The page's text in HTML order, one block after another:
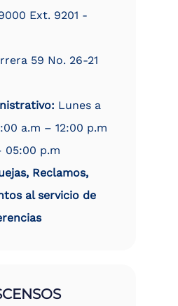
Ext. 9201 -
59 No. 26-21
Lunes a
a.m – 12:00 p.m
05:00 p.m
Reclamos,
al servicio de